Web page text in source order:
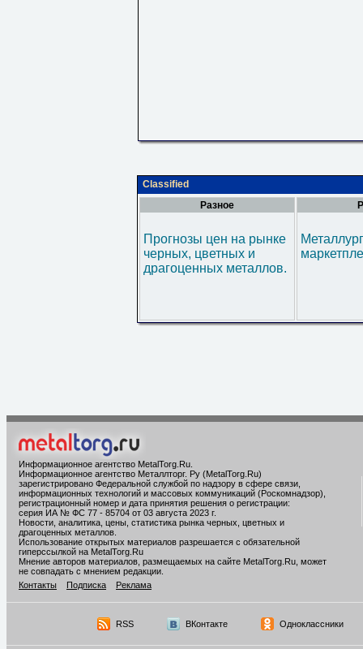
Classified
Разное
Прогнозы цен на рынке
черных, цветных и
драгоценных металлов.
Информационное агентство MetalTorg.Ru
Информационное агентство Металлторг. Ру (MetalTorg.Ru)
зарегистрировано Федеральной службой по надзору в сфере связи,
информационных технологий и массовых коммуникаций (Роскомнадзор),
регистрационный номер и дата принятия решения о регистрации:
серия ИА № ФС 77 - 85704 от 03 августа 2023 г.
Новости, аналитика, цены, статистика рынка черных, цветных и
драгоценных металлов.
Использование открытых материалов разрешается с обязательной
гиперссылкой на MetalTorg.Ru
Мнение авторов материалов, размещаемых на сайте MetalTorg.Ru, может
не совпадать с мнением редакции.
Контакты
Подписка Реклама
RSS ВКонтакте Одноклассники